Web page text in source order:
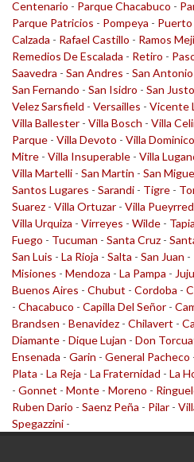
Centenario - Parque Chacabuco -
Parque Patricios - Pompeya - Puerto
Calzada - Rafael Castillo - Ramos
Remedios De Escalada - Retiro -
Saavedra - San Andres - San
San Fernando - San Isidro - San Justo
Velez Sarsfield - Versailles - Vicente
Villa Ballester - Villa Bosch - Villa
Parque - Villa Devoto - Villa Dominico
Mitre - Villa Insuperable - Villa
Villa Martelli - San Martin - San
Santos Lugares - Sarandi - Tigre -
Suarez - Villa Ortuzar - Villa
Villa Urquiza - Virreyes - Wilde -
Fuego - Tucuman - Santa Cruz -
San Luis - La Rioja - Salta - San Juan -
Misiones - Mendoza - La Pampa -
Buenos Aires - Chubut - Cordoba -
- Chacabuco - Capilla Del Señor -
Brandsen - Benavidez - Chilavert -
Diamante - Dique Lujan - Don
Ensenada - Garin - General Pacheco
Plata - La Reja - La Fraternidad - La
- Gonnet - Monte - Moreno -
Ruben Dario - Saenz Peña - Pilar -
Spegazzini -